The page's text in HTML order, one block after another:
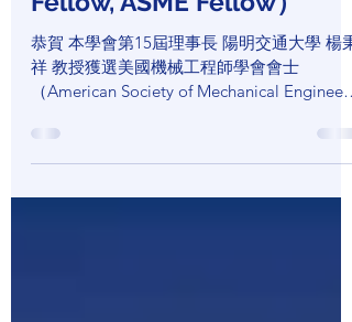
恭賀 本學會第15屆理事長 陽明交通大學 楊秉
祥 教授獲選美國機械工程師學會會士
（American Society of Mechanical Engineers